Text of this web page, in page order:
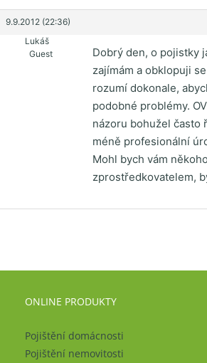
9.9.2012 (22:36)
Lukáš
Guest
Dobrý den, o pojistky
zajímám a obklopuji
rozumí dokonale,
podobné problémy.
názoru bohužel často
méně profesionální
Mohl bych vám
zprostředkovatelem,
ONLINE PRODUKTY
Pojištění domácnosti
Pojištění nemovitosti